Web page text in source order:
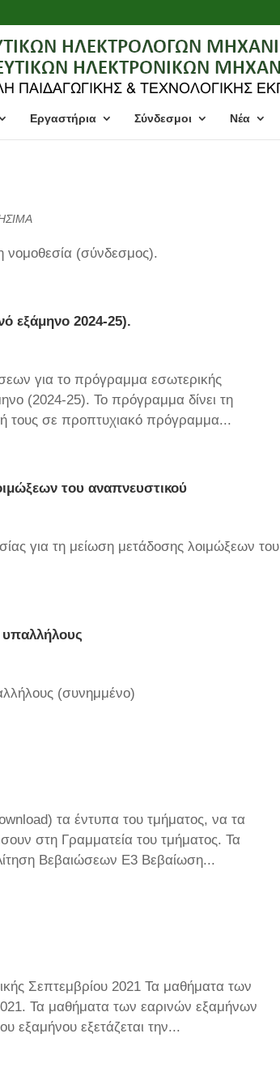
Εργαστήρια Σύνδεσμοι Νέα
νομοθεσία (σύνδεσμος).
εξάμηνο 2024-25).
για το πρόγραμμα εσωτερικής
(2024-25). Το πρόγραμμα δίνει τη
τους σε προπτυχιακό πρόγραμμα...
του αναπνευστικού
για τη μείωση μετάδοσης λοιμώξεων του
υπαλλήλους
(συνημμένο)
τα έντυπα του τμήματος, να τα
στη Γραμματεία του τμήματος. Τα
Βεβαιώσεων Ε3 Βεβαίωση...
Σεπτεμβρίου 2021 Τα μαθήματα των
Τα μαθήματα των εαρινών εξαμήνων
εξαμήνου εξετάζεται την...